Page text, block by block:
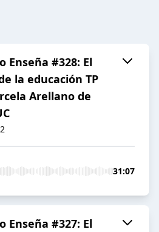
Enseña #328: El
la educación TP
Arellano de
31:07
Enseña #327: El